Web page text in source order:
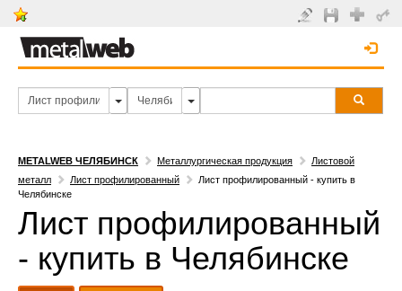
METALWEB ЧЕЛЯБИНСК Металлургическая продукция
Листовой
металл
Лист профилированный
Лист профилированный - купить в
Челябинске
Лист профилированный
- купить в Челябинске